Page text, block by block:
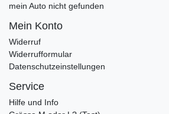
mein Auto nicht gefunden
Mein Konto
Widerruf
Widerrufformular
Datenschutzeinstellungen
Service
Hilfe und Info